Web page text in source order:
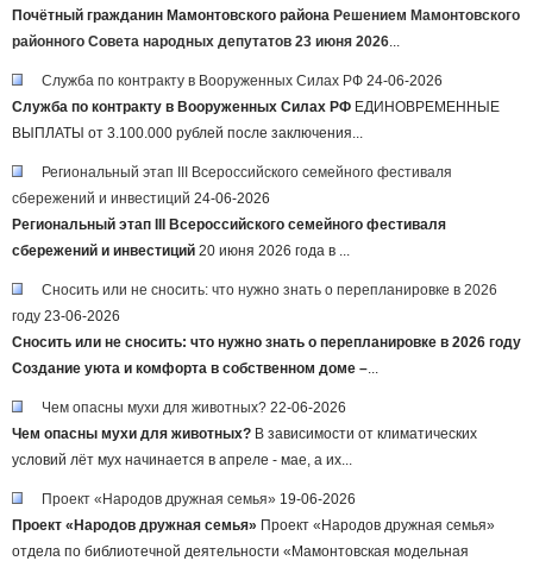
Почётный гражданин Мамонтовского района Решением Мамонтовского
районного Совета народных депутатов 23 июня 2026...
Служба по контракту в Вооруженных Силах РФ 24-06-2026
Служба по контракту в Вооруженных Силах РФ ЕДИНОВРЕМЕННЫЕ
ВЫПЛАТЫ от 3.100.000 рублей после заключения...
Региональный этап III Всероссийского семейного фестиваля
сбережений и инвестиций 24-06-2026
Региональный этап III Всероссийского семейного фестиваля
сбережений и инвестиций 20 июня 2026 года в ...
Сносить или не сносить: что нужно знать о перепланировке в 2026
году 23-06-2026
Сносить или не сносить: что нужно знать о перепланировке в 2026 году
Создание уюта и комфорта в собственном доме –...
Чем опасны мухи для животных? 22-06-2026
Чем опасны мухи для животных? В зависимости от климатических
условий лёт мух начинается в апреле - мае, а их...
Проект «Народов дружная семья» 19-06-2026
Проект «Народов дружная семья» Проект «Народов дружная семья»
отдела по библиотечной деятельности «Мамонтовская модельная